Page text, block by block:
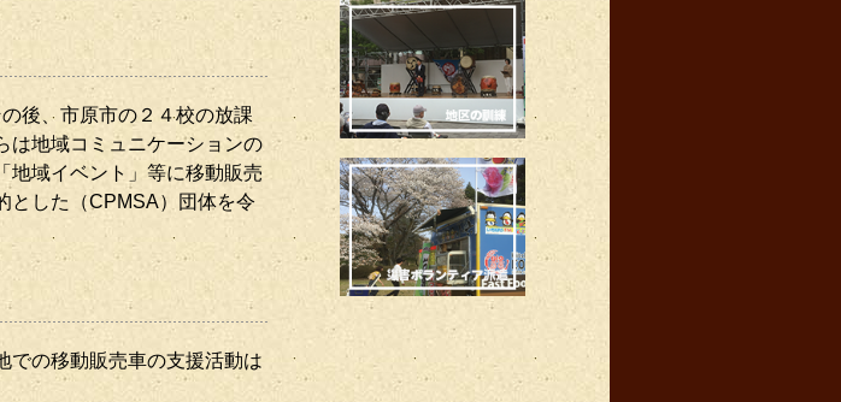
後、市原市の２４校の放課
は地域コミュニケーションの
地域イベント」等に移動販売
とした（CPMSA）団体を令
での移動販売車の支援活動は